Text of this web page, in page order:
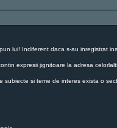
lui! Indiferent daca s-au inregistrat
expresii jignitoare la adresa
si teme de interes exista o